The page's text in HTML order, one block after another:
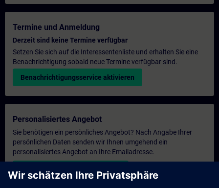
Termine und Anmeldung
Derzeit sind keine Termine verfügbar
Setzen Sie sich auf die Interessentenliste und erhalten Sie eine
Benachrichtigung sobald neue Termine verfügbar sind.
Benachrichtigungsservice aktivieren
Personalisiertes Angebot
Sie benötigen ein persönliches Angebot? Nach Angabe Ihrer
persönlichen Daten senden wir Ihnen umgehend ein
personalisiertes Angebot an Ihre Emailadresse.
Persönliches Angebot zusenden